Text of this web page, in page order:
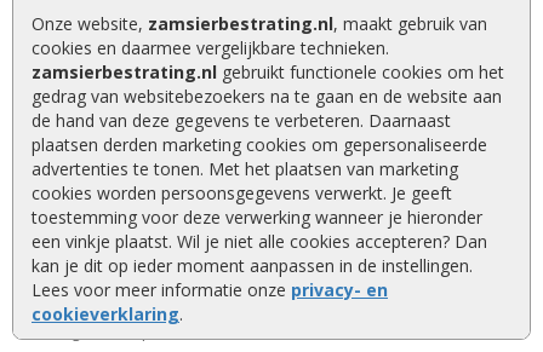
Onze website, zamsierbestrating.nl, maakt gebruik van
cookies en daarmee vergelijkbare technieken.
zamsierbestrating.nl gebruikt functionele cookies om het
gedrag van websitebezoekers na te gaan en de website aan
de hand van deze gegevens te verbeteren. Daarnaast
plaatsen derden marketing cookies om gepersonaliseerde
advertenties te tonen. Met het plaatsen van marketing
cookies worden persoonsgegevens verwerkt. Je geeft
toestemming voor deze verwerking wanneer je hieronder
een vinkje plaatst. Wil je niet alle cookies accepteren? Dan
kan je dit op ieder moment aanpassen in de instellingen.
Lees voor meer informatie onze privacy- en
cookieverklaring.
Advies of vragen?
We helpen u graag
0320 252 811
info@zamsierbestrating.nl
Kaapstanderweg 41, 8243 RB Lelystad
Deskundig advies
Kwaliteitsproducten
Compleet assortiment
Eigen transportservice